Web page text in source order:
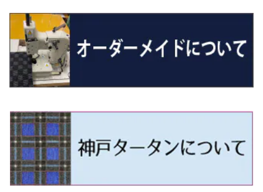
H26/1～R4/1 80系
R4/1～ 90系
エスクァイア
H26/10～R3/12 80系
エスティマ
H18/1～H24/5（前期）
H24/5～R1/10（後期）
エスティマ・ハイブリッド
H18/6～H24/5（前期）
H24/5～R1/10（後期）
オーリス
H24/8～H30/3 180系
カムリ
H29/12～R4/7 20系7人乗
R4/11～ 10系
H30/11～
H13/1～R4/8 F50・Y51
シルビア
H3/1～H11/1 S13・S14
H11/1～H14/11 S15
シルフィ
H24/12～R3/10 TB17
ジューク
H22/6～R2/6 F15
スカイライン
H13/6～H18/11 V35
スカイライン・クロスオーバー
H21/9～R2/4 S300系
トレジア
H22/11～H28/3 120系
フォレスター
H14/2～ SG/SH/SJ/SK系
プレオ
H22/4～H30/3 L275/285
プレオプラス
H24/12～H29/5 LA300/310
レヴォーグ
H24/11～H27/1 HB35S
スクラム
H17/9～ DG64/DG17
スクラムトラック
H25/9～ DG16T
デミオ
H19/7～R1/7 DE/DJ系
ビアンテ
H20/7～30/3 CC系
ファミリア バン
H16/12～ S300/S700系
ハイゼット・トラック
H11/1～ S200/S500系
ブーン
H28/4～R5/12 M700系
ミラ
H18/12～ L275/285
ミラ・イース
H23/9～ LA300系
ミラ・ココア
H3/6～ JA/JB系
ジムニーノマド
R7/4～ JC74W
ジムニーワイド/ジムニーシエラ
H10/1～H14/1 JB33/43W
H14/1～ JB43/74W
スイフト/スイフトスポーツ
H22/9～ スイフト
H23/12～
スペーシア/スペーシアカスタム/スペーシアギア
H25/3～R5/11
スペーシアベース
H30/3～ GK/GL系
タウンボックス
H26/2～ DS17/64W
ディグニティ
H24/7～H29/1 BHGY51
デリカＤ：２
H23/3～ MB系
デリカＤ：３
H23/10～H31/4 BM20 7人乗
デリカＤ：５
H30/7～ JJ1・JJ2
N-VAN e:
R6/10~ JJ3
N‐WGN/N‐WGNカスタム
H25/11～ JH1・JH2・JH3・JH4
S660
H27/4～R3/12 JW5
WR-V
R6/3～ DG5
ZR-V
H15/9～H30/4 7L/7P系
パサート
H23/5～H27/7 3CCAX
H27/7～ 3CC/3CD系
ザ・ビートル
H24/4～R3/4 16C系
ポロ
H21/10～H30/3 6RC系
H30/3～ AW系
H28/7～
ＧＬＡクラス
H26/5～R2/6
ＧＬＥクラス
R1/6～
Ｓクラス
H25/10～R3/10
Ｖクラス
H27/4～